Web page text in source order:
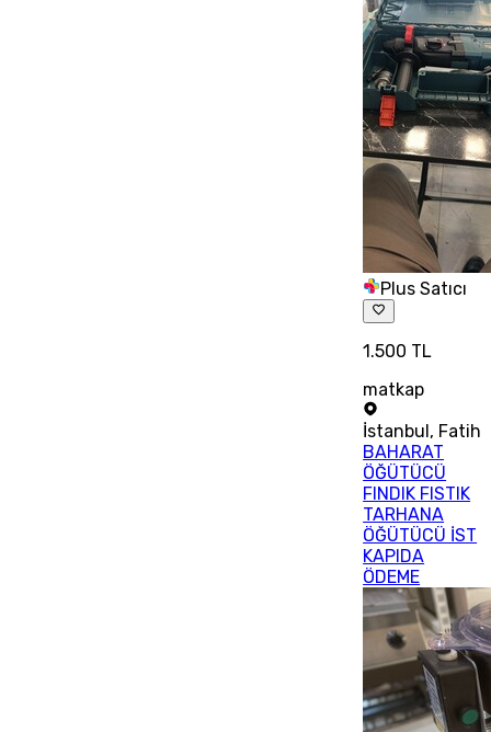
Plus Satıcı
1.500 TL
matkap
İstanbul , Fatih
BAHARAT
ÖĞÜTÜCÜ
FINDIK FISTIK
TARHANA
ÖĞÜTÜCÜ İST
KAPIDA
ÖDEME